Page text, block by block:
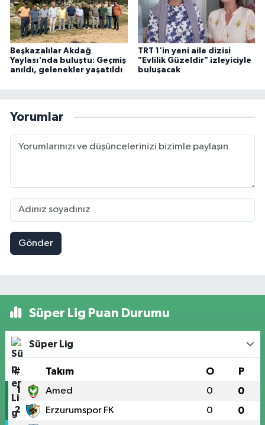
Beşkazalılar Akdağ
Yaylası'nda buluştu: Geçmiş
anıldı, gelenekler yaşatıldı
TRT 1'in yeni aile dizisi
"Evlilik Güzeldir" izleyiciyle
buluşacak
Yorumlar
Gönder
Süper Lig Puan Durumu
Süper Lig
# Takım O P
1 Amed 0 0
2 Erzurumspor FK 0 0